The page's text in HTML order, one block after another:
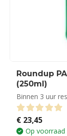
Roundup
(250ml)
Binnen 3 uur
0 out of 5
€ 23,45
Op voorraad